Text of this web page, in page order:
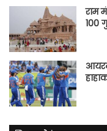
राम
100